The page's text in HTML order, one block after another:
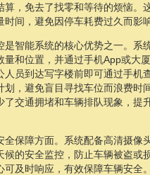
算，免去了找零和等待的烦恼。
间，避免因停车耗费过久而影
是智能系统的核心优势之一。系
量和位置，并通过手机App或大
人员到达写字楼前即可通过手机
划，避免盲目寻找车位而浪费时
了交通拥堵和车辆排队现象，提
全保障方面。系统配备高清摄像
候的安全监控，防止车辆被盗或
可及时响应，有效保障车辆安全